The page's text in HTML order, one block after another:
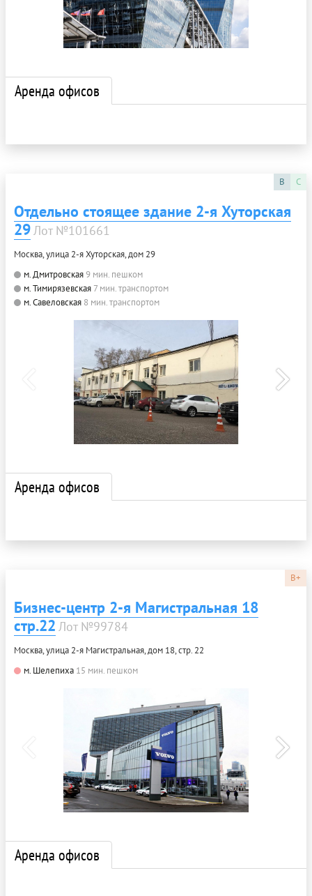
Аренда офисов
B C
Отдельно стоящее здание 2-я Хуторская
29Лот №101661
Москва, улица 2-я Хуторская, дом 29
м. Дмитровская9 мин. пешком
м. Тимирязевская 7 мин. транспортом
м. Савеловская 8 мин. транспортом
Аренда офисов
B+
Бизнес-центр 2-я Магистральная 18
стр.22 Лот №99784
Москва, улица 2-я Магистральная, дом 18, стр. 22
м. Шелепиха 15 мин. пешком
Аренда офисов